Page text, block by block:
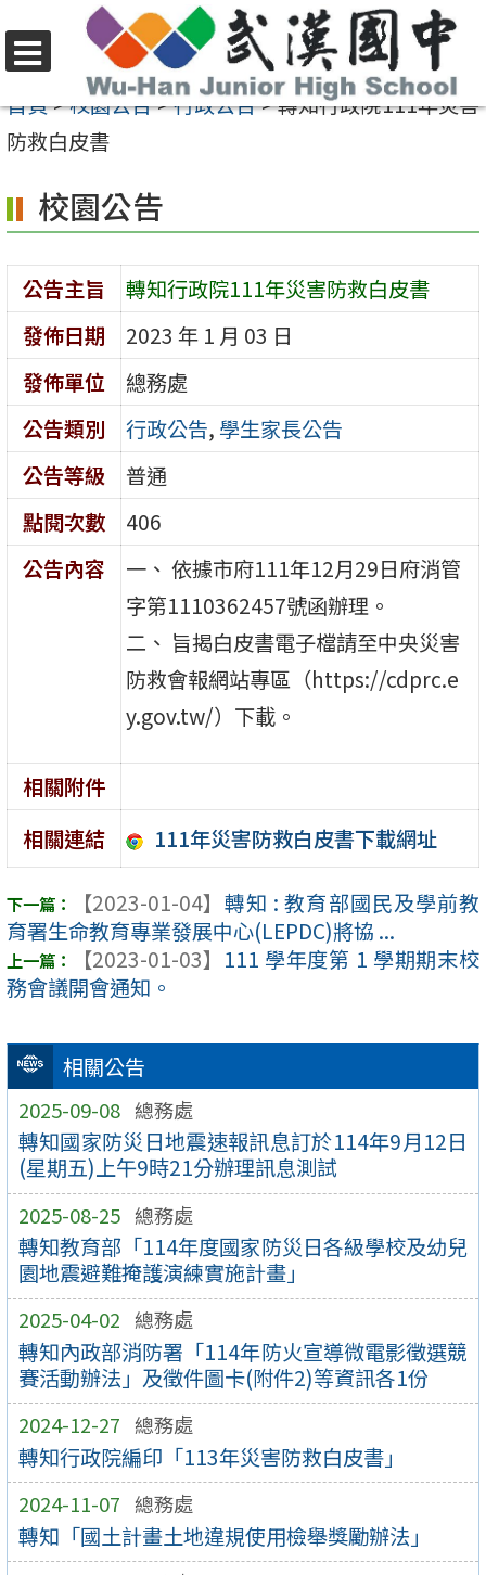
至
要
容
區
選
單
首頁>校園公告>行政公告>轉知行政院111年災害
防救白皮書
相關公告
2025-09-08 總務處
轉知國家防災日地震速報訊息訂於114年9月12日
(星期五)上午9時21分辦理訊息測試
2025-08-25 總務處
轉知教育部「114年度國家防災日各級學校及幼兒
園地震避難掩護演練實施計畫」
2025-04-02 總務處
轉知內政部消防署「114年防火宣導微電影徵選競
賽活動辦法」及徵件圖卡(附件2)等資訊各1份
2024-12-27 總務處
轉知行政院編印「113年災害防救白皮書」
2024-11-07 總務處
轉知「國土計畫土地違規使用檢舉獎勵辦法」
校園公告
公告主旨
轉知行政院111年災害防救白皮書
發佈日期
2023 年 1 月 03 日
發佈單位
總務處
公告類別
行政公告, 學生家長公告
公告等級
普通
點閱次數
406
公告內容
一、 依據市府111年12月29日府消管
字第1110362457號函辦理。
二、 旨揭白皮書電子檔請至中央災害
防救會報網站專區（https://cdprc.e
y.gov.tw/）下載。
相關附件
相關連結
111年災害防救白皮書下載網址
【2023-01-04】 轉知 : 教育部國民及學前教
育署生命教育專業發展中心(LEPDC)將協 ...
【2023-01-03】 111 學年度第 1 學期期末校
務會議開會通知。